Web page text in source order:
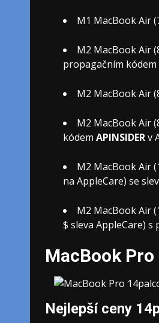
M1 MacBook Air
M2 MacBook Air
propagačním kódem
M2 MacBook Air
M2 MacBook Air
kódem APINSIDERv
M2 MacBook Air
na AppleCare) se
M2 MacBook Air
$ sleva AppleCare)
MacBook Pro
Nejlepší ceny